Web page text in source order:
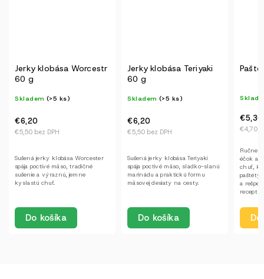
Jerky klobása Teriyaki
60 g
Skladem (>5 ks)
€5,50 bez DPH
€6,20
Do košíka
Sušená jerky klobása Teriyaki
spája poctivé mäso, sladko-slanú
marinádu a praktickú formu
mäsovej desiaty na cesty.
Paštéta s brusnicami
Skladem
€4,70 bez DPH
€5,30
Detail
éčok a konzervantov Objavte
chuť, ktorá má dušu. Naše
paštéty vznikajú ručne, s láskou
a rešpektom k tradičným
€5,60
€6,30
250 g
pomaly